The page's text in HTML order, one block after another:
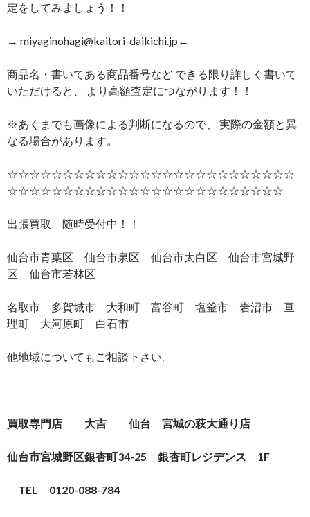
定をしてみましょう！！
→ miyaginohagi@kaitori-daikichi.jp←
商品名・書いてある商品番号など できる限り詳しく書いて
いただけると、 より高額査定につながります！！
※あくまでも画像による判断になるので、 実際の金額と異
なる場合があります。
☆☆☆☆☆☆☆☆☆☆☆☆☆☆☆☆☆☆☆☆☆☆☆☆☆☆
☆☆☆☆☆☆☆☆☆☆☆☆☆☆☆☆☆☆☆☆☆☆☆☆☆
出張買取 随時受付中！！
仙台市青葉区 仙台市泉区 仙台市太白区 仙台市宮城野
区 仙台市若林区
名取市 多賀城市 大和町 富谷町 塩釜市 岩沼市 亘
理町 大河原町 白石市
他地域についてもご相談下さい。
買取専門店 大吉 仙台 宮城の萩大通り店
仙台市宮城野区銀杏町34-25 銀杏町レジデンス 1F
TEL 0120-088-784